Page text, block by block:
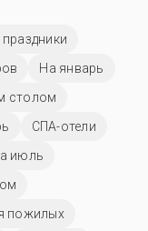
На январь
столом
СПА-отели
июль
пожилых